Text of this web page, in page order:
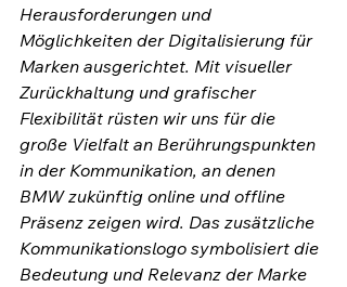
Herausforderungen und
Möglichkeiten der Digitalisierung für
Marken ausgerichtet. Mit visueller
Zurückhaltung und grafischer
Flexibilität rüsten wir uns für die
große Vielfalt an Berührungspunkten
in der Kommunikation, an denen
BMW zukünftig online und offline
Präsenz zeigen wird. Das zusätzliche
Kommunikationslogo symbolisiert die
Bedeutung und Relevanz der Marke